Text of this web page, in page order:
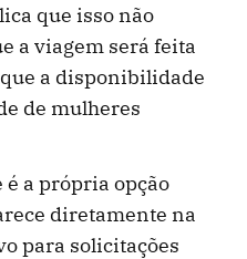
que isso não
a viagem será feita
a disponibilidade
de mulheres
a própria opção
diretamente na
para solicitações